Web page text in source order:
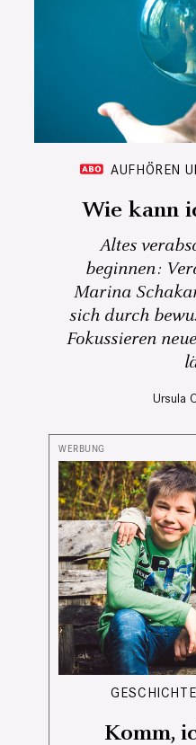
AUFHÖREN
Wie kann
Altes
beginnen:
Marina
sich durch
Fokussieren
Ursula
Komm,